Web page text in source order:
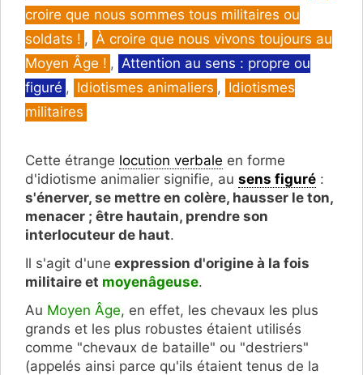
croire que nous sommes tous militaires ou
soldats ! , À croire que nous vivons toujours au
Moyen Âge ! , Attention au sens : propre ou
figuré , Idiotismes animaliers , Idiotismes
militaires
Cette étrange locution verbale en forme
d'idiotisme animalier signifie, au sens figuré :
s'énerver, se mettre en colère, hausser le ton,
menacer ; être hautain, prendre son
interlocuteur de haut.
Il s'agit d'une expression d'origine à la fois
militaire et moyenâgeuse.
Au Moyen Âge, en effet, les chevaux les plus
grands et les plus robustes étaient utilisés
comme "chevaux de bataille" ou "destriers"
(appelés ainsi parce qu'ils étaient tenus de la